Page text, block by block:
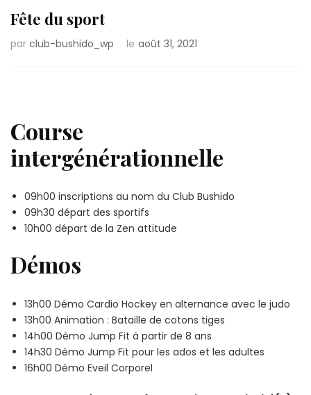
Fête du sport
par club-bushido_wp le août 31, 2021
Course
intergénérationnelle
09h00 inscriptions au nom du Club Bushido
09h30 départ des sportifs
10h00 départ de la Zen attitude
Démos
13h00 Démo Cardio Hockey en alternance avec le judo
13h00 Animation : Bataille de cotons tiges
14h00 Démo Jump Fit à partir de 8 ans
14h30 Démo Jump Fit pour les ados et les adultes
16h00 Démo Eveil Corporel